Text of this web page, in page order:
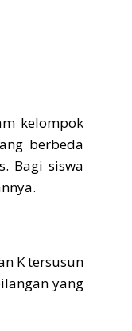
kelompok
berbeda
Bagi siswa
K tersusun
yang